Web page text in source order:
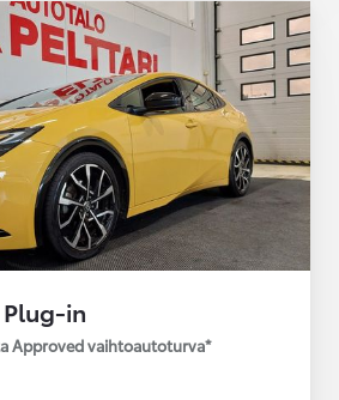
in
Approved vaihtoautoturva*